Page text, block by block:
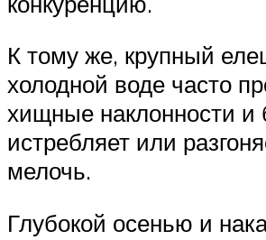
К тому же, крупный
холодной воде часто
хищные наклонности и
истребляет или
мелочь.
Глубокой осенью и